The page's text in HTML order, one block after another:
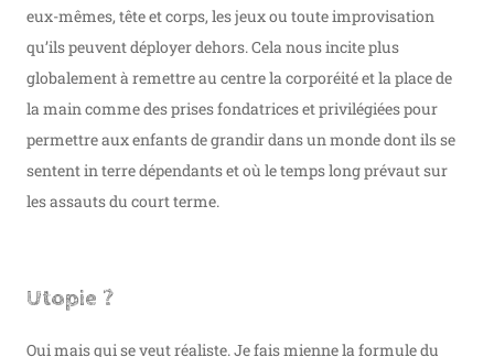
eux-mêmes, tête et corps, les jeux ou toute improvisation
qu’ils peuvent déployer dehors. Cela nous incite plus
globalement à remettre au centre la corporéité et la place de
la main comme des prises fondatrices et privilégiées pour
permettre aux enfants de grandir dans un monde dont ils se
sentent in terre dépendants et où le temps long prévaut sur
les assauts du court terme.
Utopie ?
Oui mais qui se veut réaliste. Je fais mienne la formule du